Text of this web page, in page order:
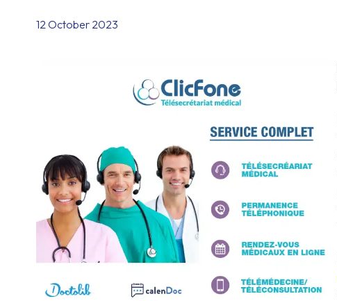
12 October 2023